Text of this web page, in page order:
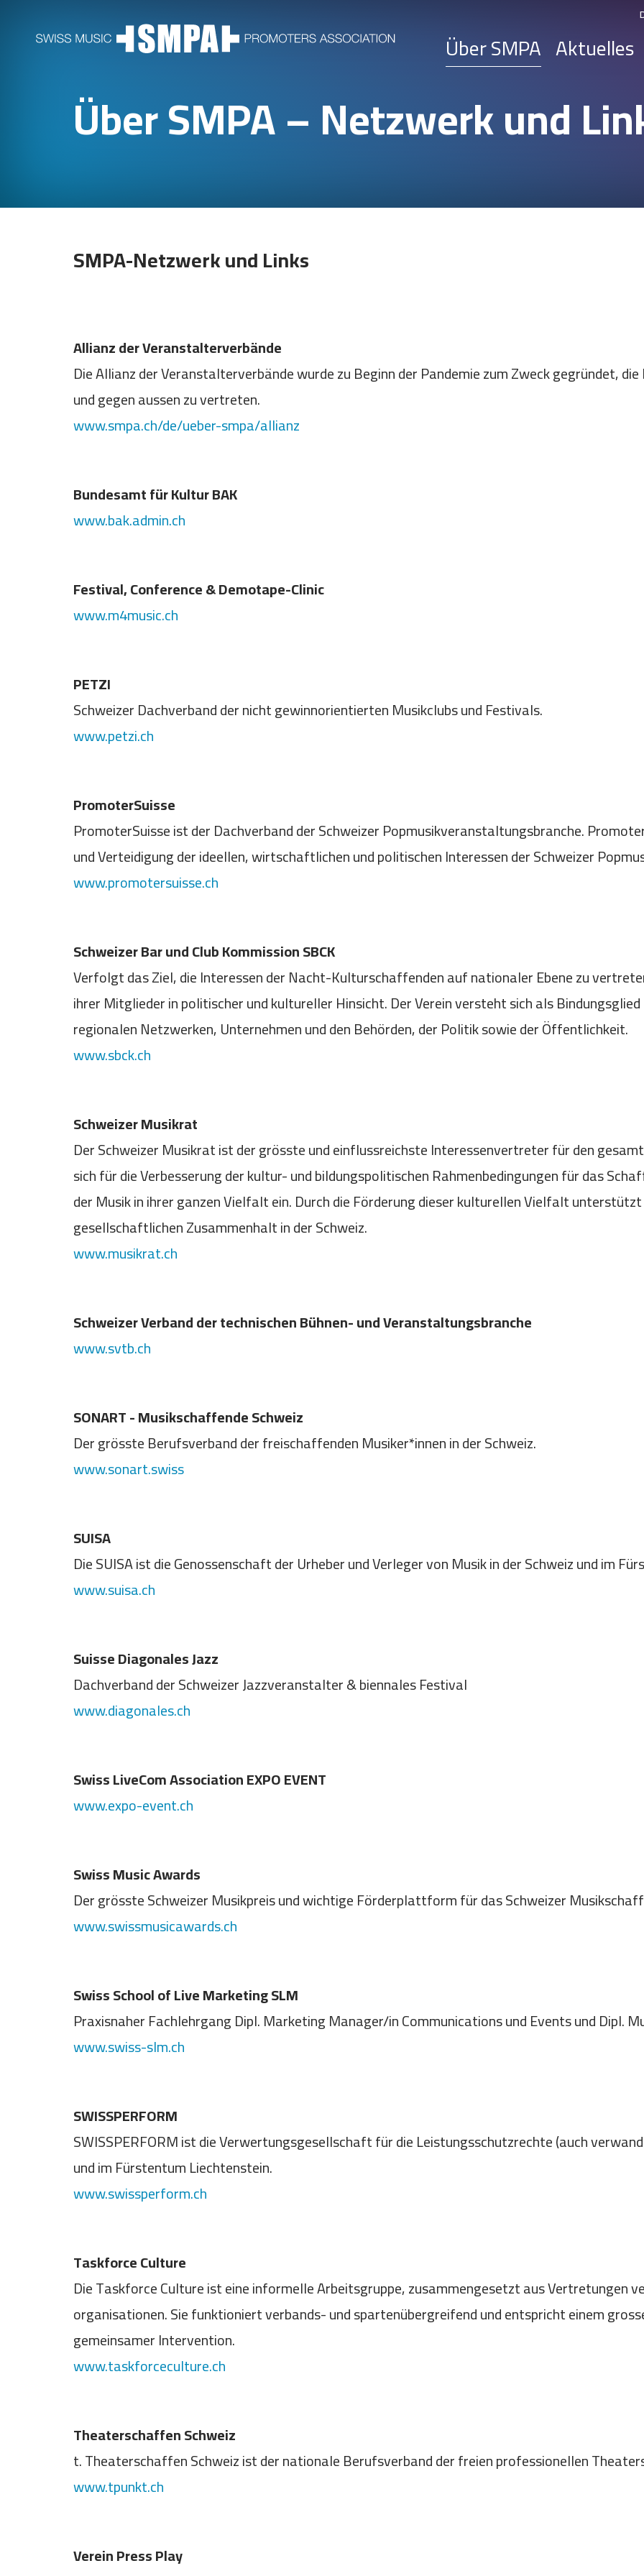
Über SMPA Aktuelles
Über SMPA – Netzwerk und
SMPA-Netzwerk und Links
Allianz der Veranstalterverbände
Die Allianz der Veranstalterverbände wurde zu Beginn der Pandemie zum Zweck gegründet,
und gegen aussen zu vertreten.
www.smpa.ch/de/ueber-smpa/allianz
Bundesamt für Kultur BAK
www.bak.admin.ch
Festival, Conference & Demotape-Clinic
www.m4music.ch
PETZI
Schweizer Dachverband der nicht gewinnorientierten Musikclubs und Festivals.
www.petzi.ch
PromoterSuisse
PromoterSuisse ist der Dachverband der Schweizer Popmusikveranstaltungsbranche.
und Verteidigung der ideellen, wirtschaftlichen und politischen Interessen der Schweizer
www.promotersuisse.ch
Schweizer Bar und Club Kommission SBCK
Verfolgt das Ziel, die Interessen der Nacht-Kulturschaffenden auf nationaler Ebene zu
ihrer Mitglieder in politischer und kultureller Hinsicht. Der Verein versteht sich als
regionalen Netzwerken, Unternehmen und den Behörden, der Politik sowie der Öffentlichkeit.
www.sbck.ch
Schweizer Musikrat
Der Schweizer Musikrat ist der grösste und einflussreichste Interessenvertreter für den
sich für die Verbesserung der kultur- und bildungspolitischen Rahmenbedingungen für das
der Musik in ihrer ganzen Vielfalt ein. Durch die Förderung dieser kulturellen Vielfalt
gesellschaftlichen Zusammenhalt in der Schweiz.
www.musikrat.ch
Schweizer Verband der technischen Bühnen- und Veranstaltungsbranche
www.svtb.ch
SONART - Musikschaffende Schweiz
Der grösste Berufsverband der freischaffenden Musiker*innen in der Schweiz.
www.sonart.swiss
SUISA
Die SUISA ist die Genossenschaft der Urheber und Verleger von Musik in der Schweiz und im
www.suisa.ch
Suisse Diagonales Jazz
Dachverband der Schweizer Jazzveranstalter & biennales Festival
www.diagonales.ch
Swiss LiveCom Association EXPO EVENT
www.expo-event.ch
Swiss Music Awards
Der grösste Schweizer Musikpreis und wichtige Förderplattform für das Schweizer
www.swissmusicawards.ch
Swiss School of Live Marketing SLM
Praxisnaher Fachlehrgang Dipl. Marketing Manager/in Communications und Events und Dipl.
www.swiss-slm.ch
SWISSPERFORM
SWISSPERFORM ist die Verwertungsgesellschaft für die Leistungsschutzrechte (auch
und im Fürstentum Liechtenstein.
www.swissperform.ch
Taskforce Culture
Die Taskforce Culture ist eine informelle Arbeitsgruppe, zusammengesetzt aus Vertretungen
organisationen. Sie funktioniert verbands- und spartenübergreifend und entspricht einem
gemeinsamer Intervention.
www.taskforceculture.ch
Theaterschaffen Schweiz
t. Theaterschaffen Schweiz ist der nationale Berufsverband der freien professionellen
www.tpunkt.ch
Verein Press Play